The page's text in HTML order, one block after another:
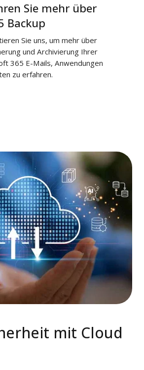
Sie mehr über
Backup
Sie uns, um mehr über
und Archivierung Ihrer
365 E-Mails, Anwendungen
zu erfahren.
mit Cloud